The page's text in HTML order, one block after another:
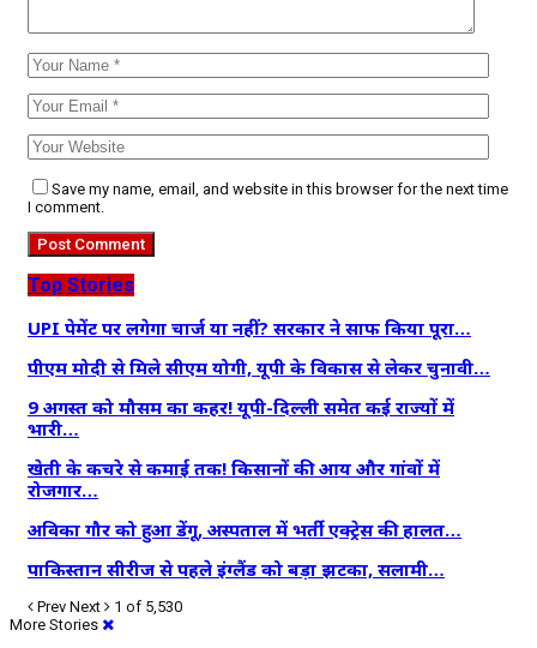
Save my name, email, and website in this browser for the next time
I comment.
Top Stories
UPI पेमेंट पर लगेगा चार्ज या नहीं? सरकार ने साफ किया पूरा…
पीएम मोदी से मिले सीएम योगी, यूपी के विकास से लेकर चुनावी…
9 अगस्त को मौसम का कहर! यूपी-दिल्ली समेत कई राज्यों में
भारी…
खेती के कचरे से कमाई तक! किसानों की आय और गांवों में
रोजगार…
अविका गौर को हुआ डेंगू, अस्पताल में भर्ती एक्ट्रेस की हालत…
पाकिस्तान सीरीज से पहले इंग्लैंड को बड़ा झटका, सलामी…
Prev Next
1 of 5,530
More Stories